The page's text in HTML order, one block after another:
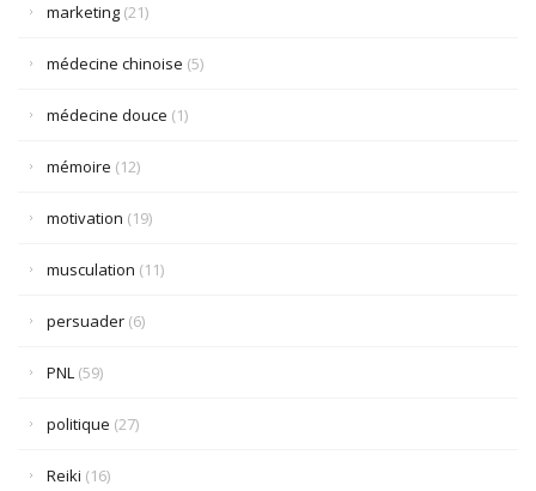
marketing (21)
médecine chinoise (5)
médecine douce (1)
mémoire (12)
motivation (19)
musculation (11)
persuader (6)
PNL (59)
politique (27)
Reiki (16)